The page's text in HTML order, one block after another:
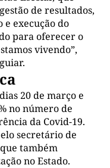
de resultados,
e execução do
para oferecer o
vivendo”,
20 de março e
no número de
da Covid-19.
secretário de
também
no Estado.